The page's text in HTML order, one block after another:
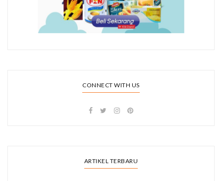
CONNECT WITH US
ARTIKEL TERBARU